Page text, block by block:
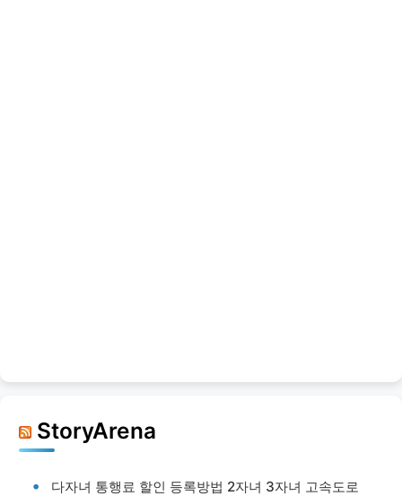
StoryArena
다자녀 통행료 할인 등록방법 2자녀 3자녀 고속도로